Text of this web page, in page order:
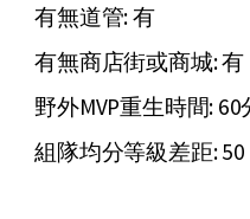
有無道管: 有
有無商店街或商城: 有
野外MVP重生時間: 60
組隊均分等級差距: 50